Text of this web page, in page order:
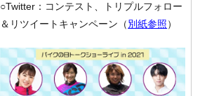
○Twitter：コンテスト、トリプルフォロー
＆リツイートキャンペーン（別紙参照）